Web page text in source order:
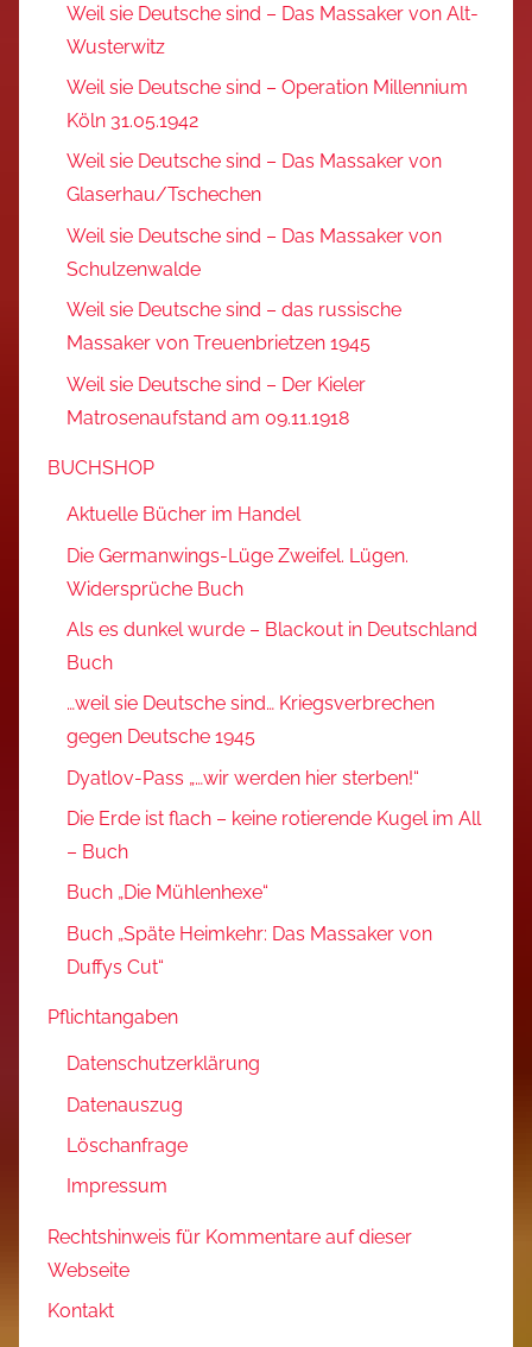
Weil sie Deutsche sind – Das Massaker von Alt-
Wusterwitz
Weil sie Deutsche sind – Operation Millennium
Köln 31.05.1942
Weil sie Deutsche sind – Das Massaker von
Glaserhau/Tschechen
Weil sie Deutsche sind – Das Massaker von
Schulzenwalde
Weil sie Deutsche sind – das russische
Massaker von Treuenbrietzen 1945
Weil sie Deutsche sind – Der Kieler
Matrosenaufstand am 09.11.1918
BUCHSHOP
Aktuelle Bücher im Handel
Die Germanwings-Lüge Zweifel. Lügen.
Widersprüche Buch
Als es dunkel wurde – Blackout in Deutschland
Buch
…weil sie Deutsche sind… Kriegsverbrechen
gegen Deutsche 1945
Dyatlov-Pass „…wir werden hier sterben!“
Die Erde ist flach – keine rotierende Kugel im All
– Buch
Buch „Die Mühlenhexe“
Buch „Späte Heimkehr: Das Massaker von
Duffys Cut“
Pflichtangaben
Datenschutzerklärung
Datenauszug
Löschanfrage
Impressum
Rechtshinweis für Kommentare auf dieser
Webseite
Kontakt